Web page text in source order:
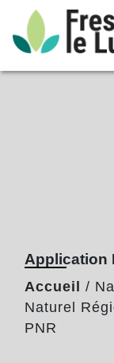
Application
Accueil /
Naturel
PNR